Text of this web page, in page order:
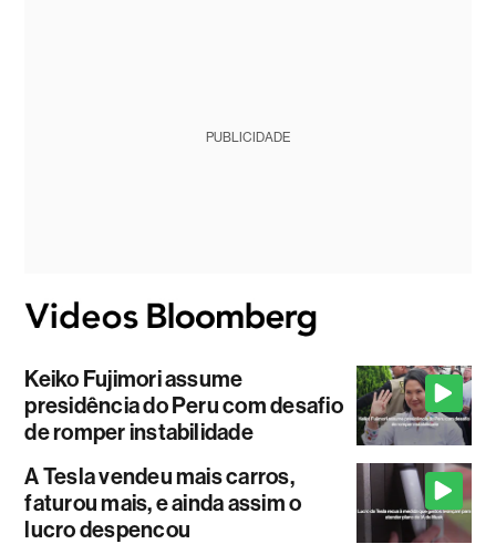
PUBLICIDADE
Keiko Fujimori assume
presidência do Peru com desafio
de romper instabilidade
A Tesla vendeu mais carros,
faturou mais, e ainda assim o
lucro despencou